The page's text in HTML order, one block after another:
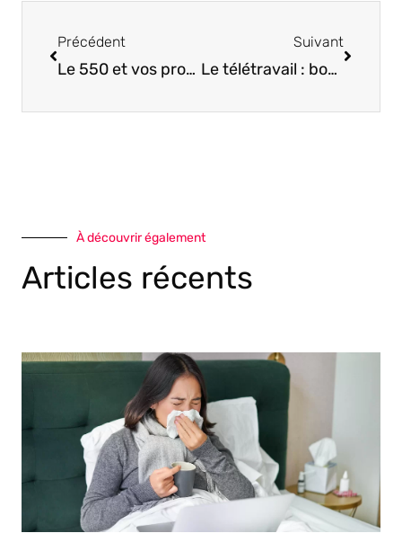
Précédent
Le 550 et vos professionnels dentistes !
Suivant
Le télétravail : bonne ou mauvaise chose pour notre santé ?
À découvrir également
Articles récents